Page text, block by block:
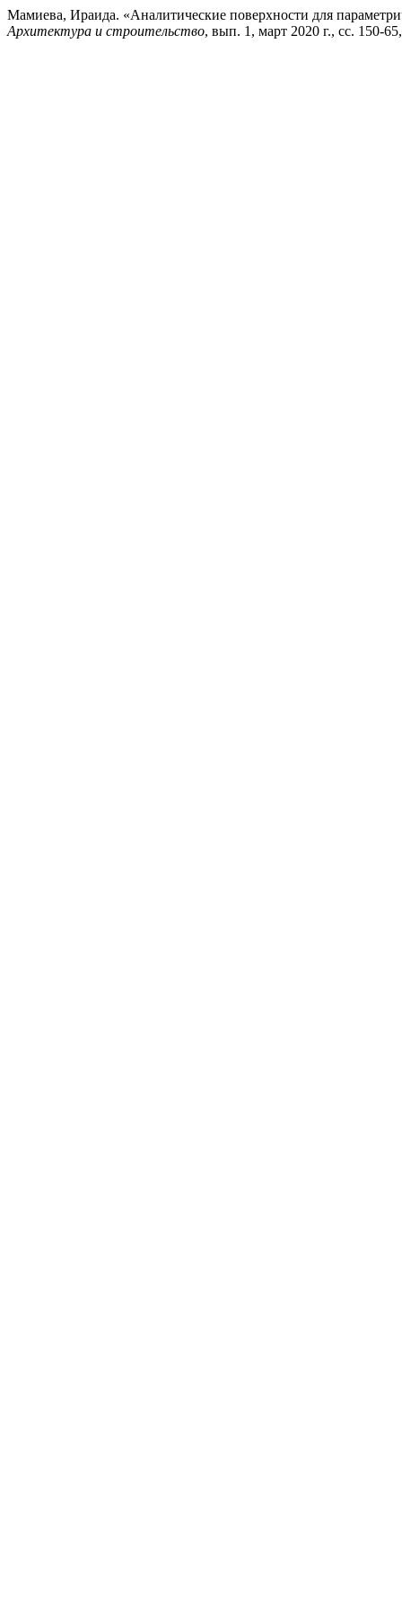
Мамиева, Ираида. «Аналитические поверхности для
Архитектура и строительство, вып. 1, март 2020 г., сс. 150-